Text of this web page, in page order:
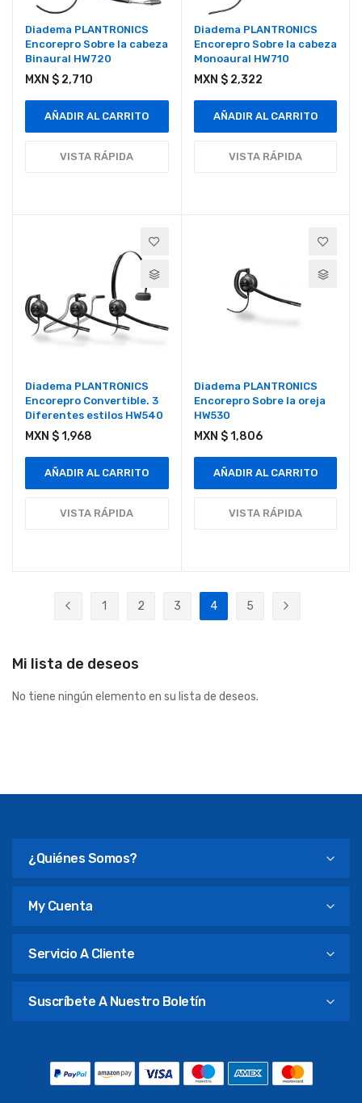
Diadema PLANTRONICS
Encorepro Sobre la cabeza
Binaural HW720
MXN $ 2,710
AÑADIR AL CARRITO
VISTA RÁPIDA
Diadema PLANTRONICS
Encorepro Sobre la cabeza
Monoaural HW710
MXN $ 2,322
AÑADIR AL CARRITO
VISTA RÁPIDA
Diadema PLANTRONICS
Encorepro Convertible. 3
Diferentes estilos HW540
MXN $ 1,968
AÑADIR AL CARRITO
VISTA RÁPIDA
Diadema PLANTRONICS
Encorepro Sobre la oreja
HW530
MXN $ 1,806
AÑADIR AL CARRITO
VISTA RÁPIDA
Página
1
2
Página
3
Actualmente estás leyendo
4
5
Mi lista de deseos
No tiene ningún elemento en su lista de deseos.
¿Quiénes Somos?
My Cuenta
Servicio A Cliente
Suscríbete A Nuestro Boletín